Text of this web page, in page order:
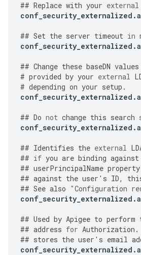
## Replace with your external
conf_security_externalized .
## Set the server timeout in
conf_security_externalized .
## Change these baseDN values
# provided by your external
# depending on your setup .
conf_security_externalized .
## Do not change this search
conf_security_externalized .
## Identifies the external
## if you are binding against
## userPrincipalName property
## against the user ' s ID,
## See also "Configuration
conf_security_externalized .
## Used by Apigee to perform
## address for Authorization .
## stores the user ' s email
conf_security_externalized .